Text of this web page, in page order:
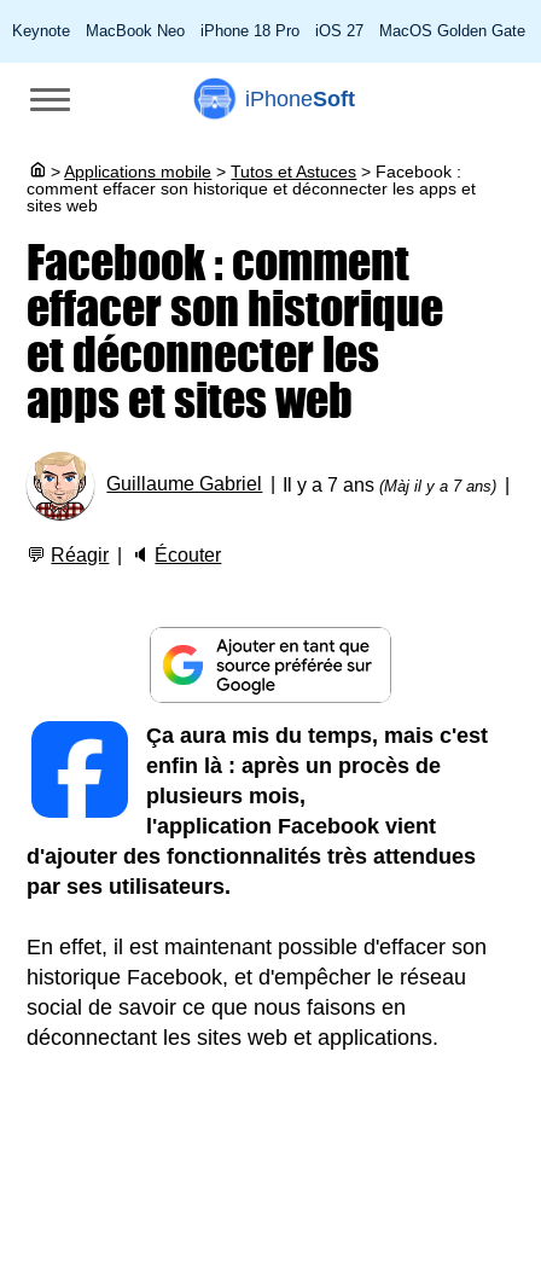
Keynote MacBook Neo iPhone 18 Pro iOS 27 MacOS Golden Gate
iPhoneSoft
> Applications mobile > Tutos et Astuces > Facebook :
comment effacer son historique et déconnecter les apps et
sites web
Facebook : comment
effacer son historique
et déconnecter les
apps et sites web
Guillaume Gabriel Il y a 7 ans(Màj il y a 7 ans)
💬 Réagir 🔈 Écouter
Ça aura mis du temps, mais c'est
enfin là : après un procès de
plusieurs mois,
l'application Facebook vient
d'ajouter des fonctionnalités très attendues
par ses utilisateurs.
En effet, il est maintenant possible d'effacer son
historique Facebook, et d'empêcher le réseau
social de savoir ce que nous faisons en
déconnectant les sites web et applications.